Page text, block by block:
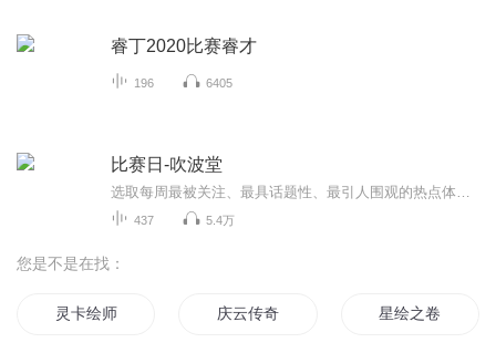
睿丁2020比赛睿才
196 6405
比赛日-吹波堂
437 5.4万
您是不是在找：
灵卡绘师 庆云传奇 星绘之卷